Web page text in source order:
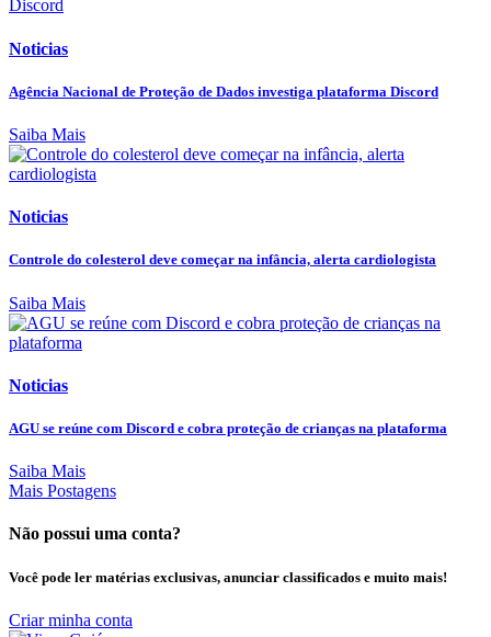
Noticias
Agência Nacional de Proteção de Dados investiga plataforma Discord
Saiba Mais
Noticias
Controle do colesterol deve começar na infância, alerta cardiologista
Saiba Mais
Noticias
AGU se reúne com Discord e cobra proteção de crianças na plataforma
Saiba Mais
Mais Postagens
Não possui uma conta?
Você pode ler matérias exclusivas, anunciar classificados e muito mais!
Criar minha conta